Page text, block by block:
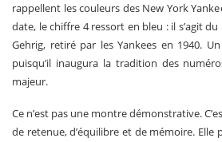
rappellent les couleurs des New York
date, le chiffre 4 ressort en bleu : il s’agit
Gehrig, retiré par les Yankees en 1940.
puisqu’il inaugura la tradition des
majeur.
Ce n’est pas une montre démonstrative.
de retenue, d’équilibre et de mémoire. Elle